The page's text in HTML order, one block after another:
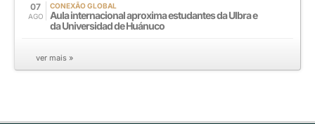
07
AGO
CONEXÃO GLOBAL
Aula internacional aproxima estudantes da Ulbra e
da Universidad de Huánuco
ver mais »